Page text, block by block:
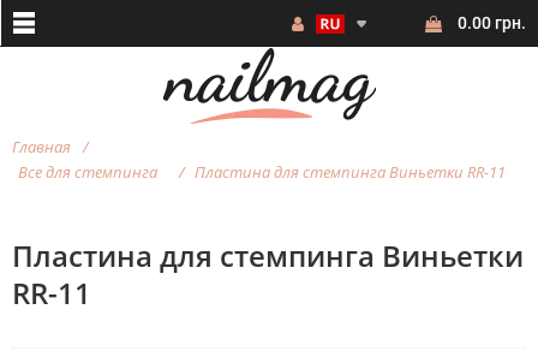
0.00 грн.
Главная
Все для стемпинга
Пластина для стемпинга Виньетки RR-11
Пластина для стемпинга Виньетки
RR-11